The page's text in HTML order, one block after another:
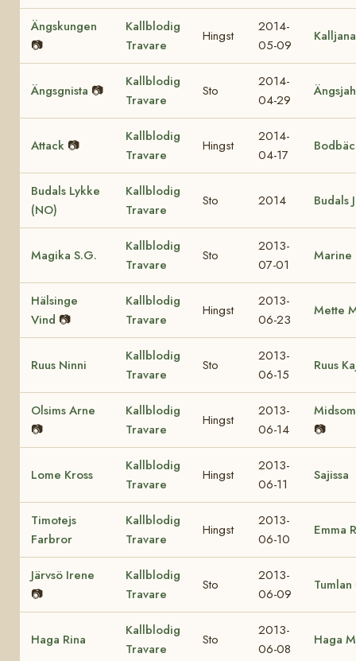
Ängskungen
📷
Kallblodig
Travare
Hingst
2014-
05-09
Kalljana
Ängsgnista 📷
Kallblodig
Travare
Sto
2014-
04-29
Attack 📷
Kallblodig
Travare
Hingst
2014-
04-17
Budals Lykke
(NO)
Kallblodig
Travare
Sto 2014 Budals
Magika S.G.
Kallblodig
Travare
Sto
2013-
07-01
Marine
Hälsinge
Vind 📷
Kallblodig
Travare
Hingst
2013-
06-23
Mette
Ruus Ninni
Kallblodig
Travare
Sto
2013-
06-15
Ruus
Olsims Arne
📷
Kallblodig
Travare
Hingst
2013-
06-14
📷
Lome Kross
Kallblodig
Travare
Hingst
2013-
06-11
Sajissa
Timotejs
Farbror
Kallblodig
Travare
Hingst
2013-
06-10
Emma
Järvsö Irene
📷
Kallblodig
Travare
Sto
2013-
06-09
Tumlan
Haga Rina
Kallblodig
Travare
Sto
2013-
06-08
Haga